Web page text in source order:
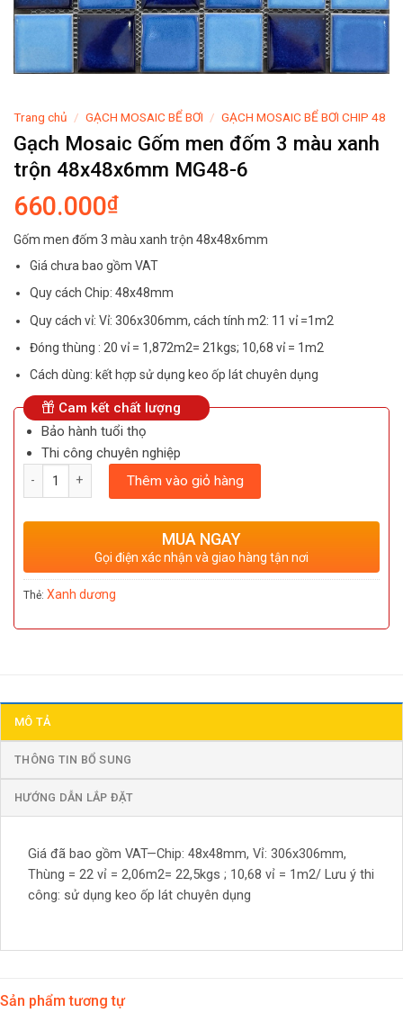
Trang chủ / GẠCH MOSAIC BỂ BƠI / GẠCH MOSAIC BỂ BƠI CHIP 48
Gạch Mosaic Gốm men đốm 3 màu xanh
trộn 48x48x6mm MG48-6
660.000₫
Gốm men đốm 3 màu xanh trộn 48x48x6mm
Giá chưa bao gồm VAT
Quy cách Chip: 48x48mm
Quy cách vỉ: Vỉ: 306x306mm, cách tính m2: 11 vỉ =1m2
Đóng thùng : 20 vỉ = 1,872m2= 21kgs; 10,68 vỉ = 1m2
Cách dùng: kết hợp sử dụng keo ốp lát chuyên dụng
Cam kết chất lượng
Bảo hành tuổi thọ
Thi công chuyên nghiệp
Số lượng
Thêm vào giỏ hàng
MUA NGAY
Gọi điện xác nhận và giao hàng tận nơi
Thẻ: Xanh dương
MÔ TẢ
THÔNG TIN BỔ SUNG
HƯỚNG DẪN LẮP ĐẶT
Giá đã bao gồm VAT—Chip: 48x48mm, Vỉ: 306x306mm,
Thùng = 22 vỉ = 2,06m2= 22,5kgs ; 10,68 vỉ = 1m2/ Lưu ý thi
công: sử dụng keo ốp lát chuyên dụng
Sản phẩm tương tự